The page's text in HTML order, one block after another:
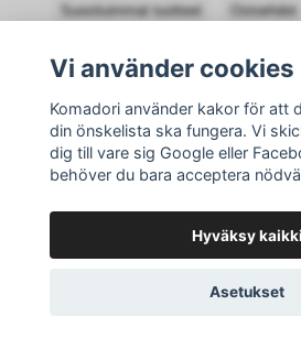
Suosituimmat tuotteet Ostoehdot
Ota yhteyttä Komadoriin
Kirjaudu sisään Palautukset
Vi använder cookies
Komadori använder kakor för att
din önskelista ska fungera. Vi
dig till vare sig Google eller
behöver du bara acceptera
Hyväksy kaikki
Asetukset